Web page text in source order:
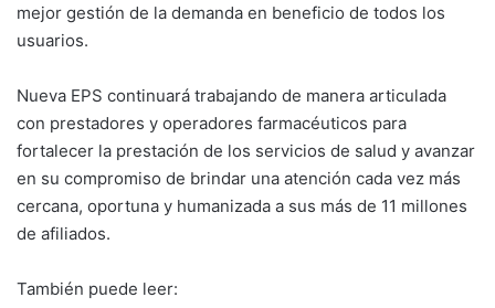
mejor gestión de la demanda en beneficio de todos los
usuarios.
Nueva EPS continuará trabajando de manera articulada
con prestadores y operadores farmacéuticos para
fortalecer la prestación de los servicios de salud y avanzar
en su compromiso de brindar una atención cada vez más
cercana, oportuna y humanizada a sus más de 11 millones
de afiliados.
También puede leer: